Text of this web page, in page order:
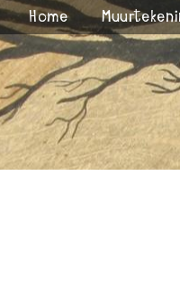
Home